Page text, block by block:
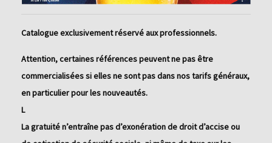
Catalogue exclusivement réservé aux professionnels.
Attention, certaines références peuvent ne pas être
commercialisées si elles ne sont pas dans nos tarifs généraux,
en particulier pour les nouveautés.
L
La gratuité n’entraîne pas d’exonération de droit d’accise ou